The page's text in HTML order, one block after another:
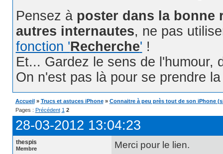
Pensez à poster dans la bonne
autres internautes, ne pas
fonction 'Recherche' !
Et... Gardez le sens de l'humour,
On n'est pas là pour se prendre
Accueil » Trucs et astuces iPhone » Connaitre à peu près tout de son iPhone
Pages : Précédent 1 2
28-03-2012 13:04:23
thespis
Membre
Merci pour le lien.